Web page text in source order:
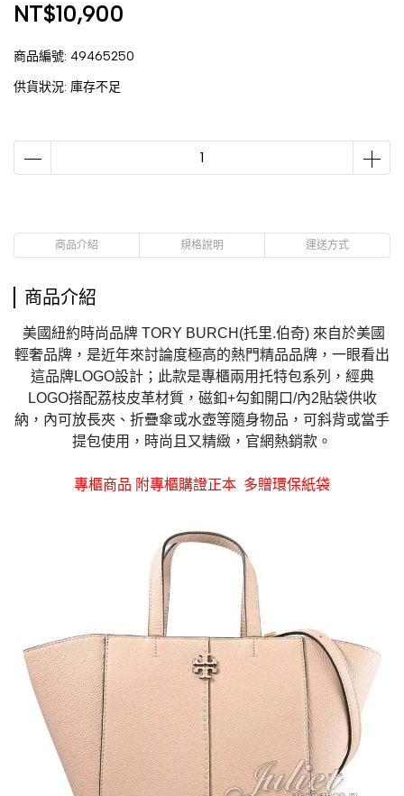
NT$10,900
商品編號: 49465250
供貨狀況: 庫存不足
商品介紹 規格說明 運送方式
商品介紹
美國紐約時尚品牌 TORY BURCH(托里.伯奇) 來自於美國
輕奢品牌，是近年來討論度極高的熱門精品品牌，一眼看出
這品牌LOGO設計；此款是專櫃兩用托特包系列，經典
LOGO搭配荔枝皮革材質，磁釦+勾釦開口/內2貼袋供收
納，內可放長夾、折疊傘或水壺等隨身物品，可斜背或當手
提包使用，時尚且又精緻，官網熱銷款。
專櫃商品 附專櫃購證正本 多贈環保紙袋